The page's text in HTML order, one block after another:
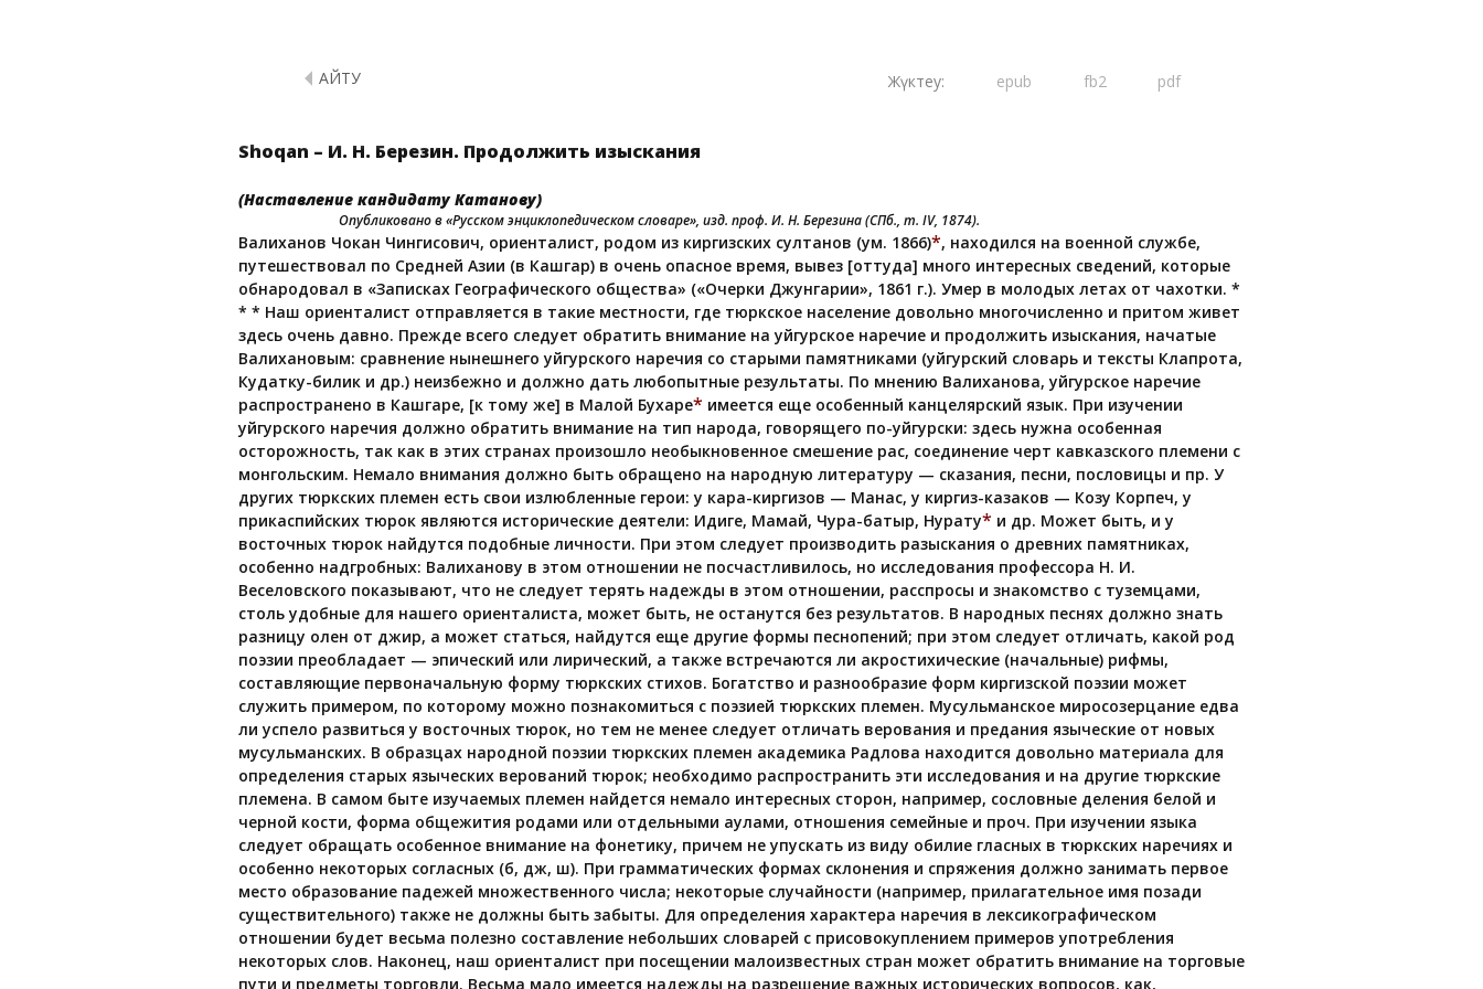
ҚАЙТУ Жүктеу: epub fb2 pdf
Shoqan – И. Н. Березин. Продолжить изыскания
(Наставление кандидату Катанову)
Опубликовано в «Русском энциклопедическом словаре», изд. проф. И. Н. Березина (СПб., т. IV, 1874).
Валиханов Чокан Чингисович, ориенталист, родом из киргизских султанов (ум. 1866)*, находился на военной службе,
путешествовал по Средней Азии (в Кашгар) в очень опасное время, вывез [оттуда] много интересных сведений, которые
обнародовал в «Записках Географического общества» («Очерки Джунгарии», 1861 г.). Умер в молодых летах от чахотки. *
* * Наш ориенталист отправляется в такие местности, где тюркское население довольно многочисленно и притом живет
здесь очень давно. Прежде всего следует обратить внимание на уйгурское наречие и продолжить изыскания, начатые
Валихановым: сравнение нынешнего уйгурского наречия со старыми памятниками (уйгурский словарь и тексты Клапрота,
Кудатку-билик и др.) неизбежно и должно дать любопытные результаты. По мнению Валиханова, уйгурское наречие
распространено в Кашгаре, [к тому же] в Малой Бухаре* имеется еще особенный канцелярский язык. При изучении
уйгурского наречия должно обратить внимание на тип народа, говорящего по-уйгурски: здесь нужна особенная
осторожность, так как в этих странах произошло необыкновенное смешение рас, соединение черт кавказского племени с
монгольским. Немало внимания должно быть обращено на народную литературу — сказания, песни, пословицы и пр. У
других тюркских племен есть свои излюбленные герои: у кара-киргизов — Манас, у киргиз-казаков — Козу Корпеч, у
прикаспийских тюрок являются исторические деятели: Идиге, Мамай, Чура-батыр, Нурату* и др. Может быть, и у
восточных тюрок найдутся подобные личности. При этом следует производить разыскания о древних памятниках,
особенно надгробных: Валиханову в этом отношении не посчастливилось, но исследования профессора Н. И.
Веселовского показывают, что не следует терять надежды в этом отношении, расспросы и знакомство с туземцами,
столь удобные для нашего ориенталиста, может быть, не останутся без результатов. В народных песнях должно знать
разницу олен от джир, а может статься, найдутся еще другие формы песнопений; при этом следует отличать, какой род
поэзии преобладает — эпический или лирический, а также встречаются ли акростихические (начальные) рифмы,
составляющие первоначальную форму тюркских стихов. Богатство и разнообразие форм киргизской поэзии может
служить примером, по которому можно познакомиться с поэзией тюркских племен. Мусульманское миросозерцание едва
ли успело развиться у восточных тюрок, но тем не менее следует отличать верования и предания языческие от новых
мусульманских. В образцах народной поэзии тюркских племен академика Радлова находится довольно материала для
определения старых языческих верований тюрок; необходимо распространить эти исследования и на другие тюркские
племена. В самом быте изучаемых племен найдется немало интересных сторон, например, сословные деления белой и
черной кости, форма общежития родами или отдельными аулами, отношения семейные и проч. При изучении языка
следует обращать особенное внимание на фонетику, причем не упускать из виду обилие гласных в тюркских наречиях и
особенно некоторых согласных (б, дж, ш). При грамматических формах склонения и спряжения должно занимать первое
место образование падежей множественного числа; некоторые случайности (например, прилагательное имя позади
существительного) также не должны быть забыты. Для определения характера наречия в лексикографическом
отношении будет весьма полезно составление небольших словарей с присовокуплением примеров употребления
некоторых слов. Наконец, наш ориенталист при посещении малоизвестных стран может обратить внимание на торговые
пути и предметы торговли. Весьма мало имеется надежды на разрешение важных исторических вопросов, как,